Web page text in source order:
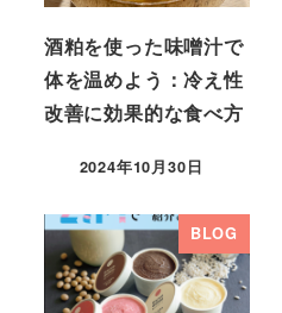
酒粕を使った味噌汁で
体を温めよう：冷え性
改善に効果的な食べ方
2024年10月30日
BLOG